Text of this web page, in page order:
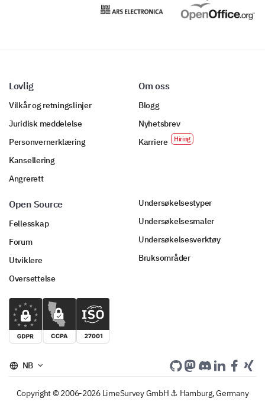
Lovlig
Vilkår og retningslinjer
Juridisk meddelelse
Personvernerklæring
Kansellering
Angrerett
Om oss
Blogg
Nyhetsbrev
Karriere
Open Source
Fellesskap
Forum
Utviklere
Oversettelse
Undersøkelsestyper
Undersøkelsesmaler
Undersøkelsesverktøy
Bruksområder
NB
Copyright © 2006-2026 LimeSurvey GmbH ⚓ Hamburg, Germany